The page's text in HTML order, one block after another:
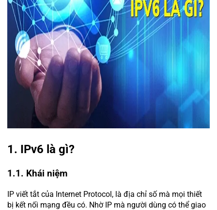
1. IPv6 là gì?
1.1. Khái niệm
IP viết tắt của Internet Protocol, là địa chỉ số mà mọi thiết
bị kết nối mạng đều có. Nhờ IP mà người dùng có thể giao